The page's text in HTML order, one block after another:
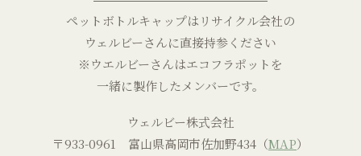
ペットボトルキャップはリサイクル会社の
ウェルビーさんに直接持参ください
※ウエルビーさんはエコフラポットを
一緒に製作したメンバーです。
ウェルビー株式会社
〒933-0961 富山県高岡市佐加野434（MAP）